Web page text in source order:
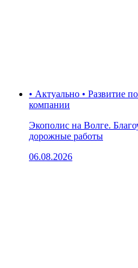
• Актуально • Развитие
компании
Экополис на Волге.
дорожные работы
06.08.2026